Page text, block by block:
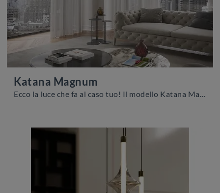
Katana Magnum
Ecco la luce che fa al caso tuo! Il modello Katana Magnum è una tra le nostre lampade a sospensione di Cattelan Italia.